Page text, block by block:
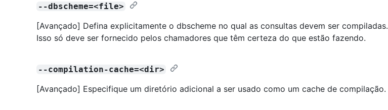
--dbscheme=<file>
[Avançado] Defina explicitamente o dbscheme no qual as consultas devem ser compiladas.
Isso só deve ser fornecido pelos chamadores que têm certeza do que estão fazendo.
--compilation-cache=<dir>
[Avançado] Especifique um diretório adicional a ser usado como um cache de compilação.